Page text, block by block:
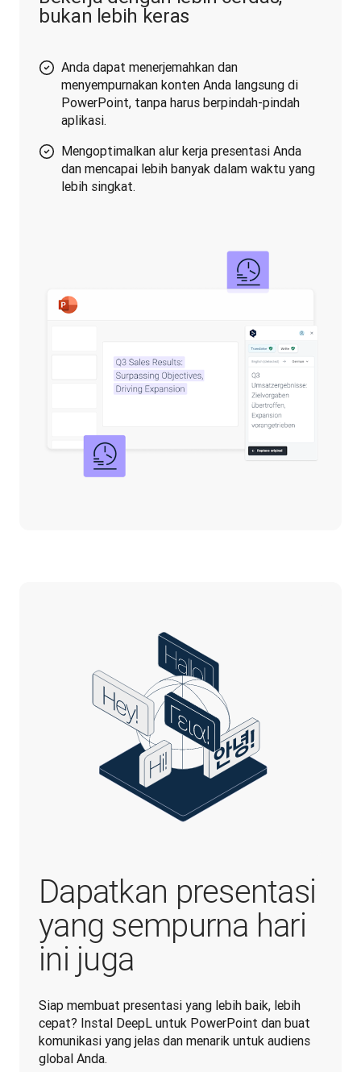
bukan lebih keras
Anda dapat menerjemahkan dan
menyempurnakan konten Anda langsung di
PowerPoint, tanpa harus berpindah-pindah
aplikasi.
Mengoptimalkan alur kerja presentasi Anda
dan mencapai lebih banyak dalam waktu yang
lebih singkat.
Dapatkan presentasi
yang sempurna hari
ini juga
Siap membuat presentasi yang lebih baik, lebih
cepat? Instal DeepL untuk PowerPoint dan buat
komunikasi yang jelas dan menarik untuk audiens
global Anda.